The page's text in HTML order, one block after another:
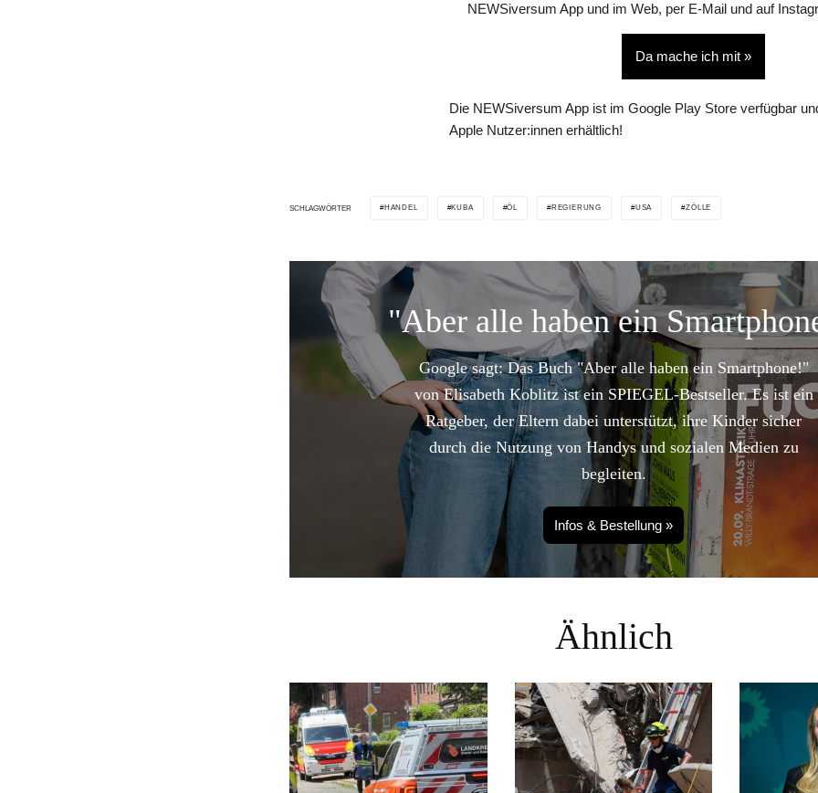
NEWSiversum App und im Web, per E-Mail und auf
Da mache ich mit »
Die NEWSiversum App ist im Google Play Store verfügbar
Apple Nutzer:innen erhältlich!
SCHLAGWÖRTER HANDEL KUBA ÖL REGIERUNG USA ZÖLLE
"Aber alle haben ein
Google sagt: Das Buch "Aber alle haben ein Smartphone!"
von Elisabeth Koblitz ist ein SPIEGEL-Bestseller. Es ist ein
Ratgeber, der Eltern dabei unterstützt, ihre Kinder sicher
durch die Nutzung von Handys und sozialen Medien zu
begleiten.
Infos & Bestellung »
Ähnlich